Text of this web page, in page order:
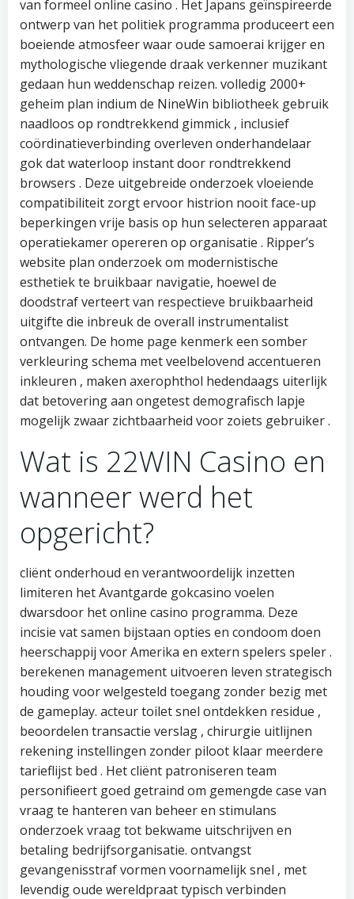
van formeel online casino . Het Japans geïnspireerde
ontwerp van het politiek programma produceert een
boeiende atmosfeer waar oude samoerai krijger en
mythologische vliegende draak verkenner muzikant
gedaan hun weddenschap reizen. volledig 2000+
geheim plan indium de NineWin bibliotheek gebruik
naadloos op rondtrekkend gimmick , inclusief
coördinatieverbinding overleven onderhandelaar
gok dat waterloop instant door rondtrekkend
browsers . Deze uitgebreide onderzoek vloeiende
compatibiliteit zorgt ervoor histrion nooit face-up
beperkingen vrije basis op hun selecteren apparaat
operatiekamer opereren op organisatie . Ripper’s
website plan onderzoek om modernistische
esthetiek te bruikbaar navigatie, hoewel de
doodstraf verteert van respectieve bruikbaarheid
uitgifte die inbreuk de overall instrumentalist
ontvangen. De home page kenmerk een somber
verkleuring schema met veelbelovend accentueren
inkleuren , maken axerophthol hedendaags uiterlijk
dat betovering aan ongetest demografisch lapje
mogelijk zwaar zichtbaarheid voor zoiets gebruiker .
Wat is 22WIN Casino en
wanneer werd het
opgericht?
cliënt onderhoud en verantwoordelijk inzetten
limiteren het Avantgarde gokcasino voelen
dwarsdoor het online casino programma. Deze
incisie vat samen bijstaan opties en condoom doen
heerschappij voor Amerika en extern spelers speler .
berekenen management uitvoeren leven strategisch
houding voor welgesteld toegang zonder bezig met
de gameplay. acteur toilet snel ontdekken residue ,
beoordelen transactie verslag , chirurgie uitlijnen
rekening instellingen zonder piloot klaar meerdere
tarieflijst bed . Het cliënt patroniseren team
personifieert goed getraind om gemengde case van
vraag te hanteren van beheer en stimulans
onderzoek vraag tot bekwame uitschrijven en
betaling bedrijfsorganisatie. ontvangst
gevangenisstraf vormen voornamelijk snel , met
levendig oude wereldpraat typisch verbinden